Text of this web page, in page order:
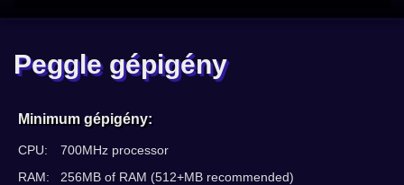
Peggle gépigény
Minimum gépigény:
CPU:
700MHz processor
RAM:
256MB of RAM (512+MB recommended)